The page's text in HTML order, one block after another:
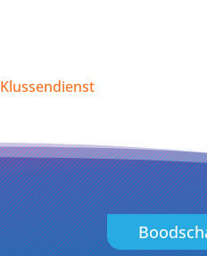
Klussendienst